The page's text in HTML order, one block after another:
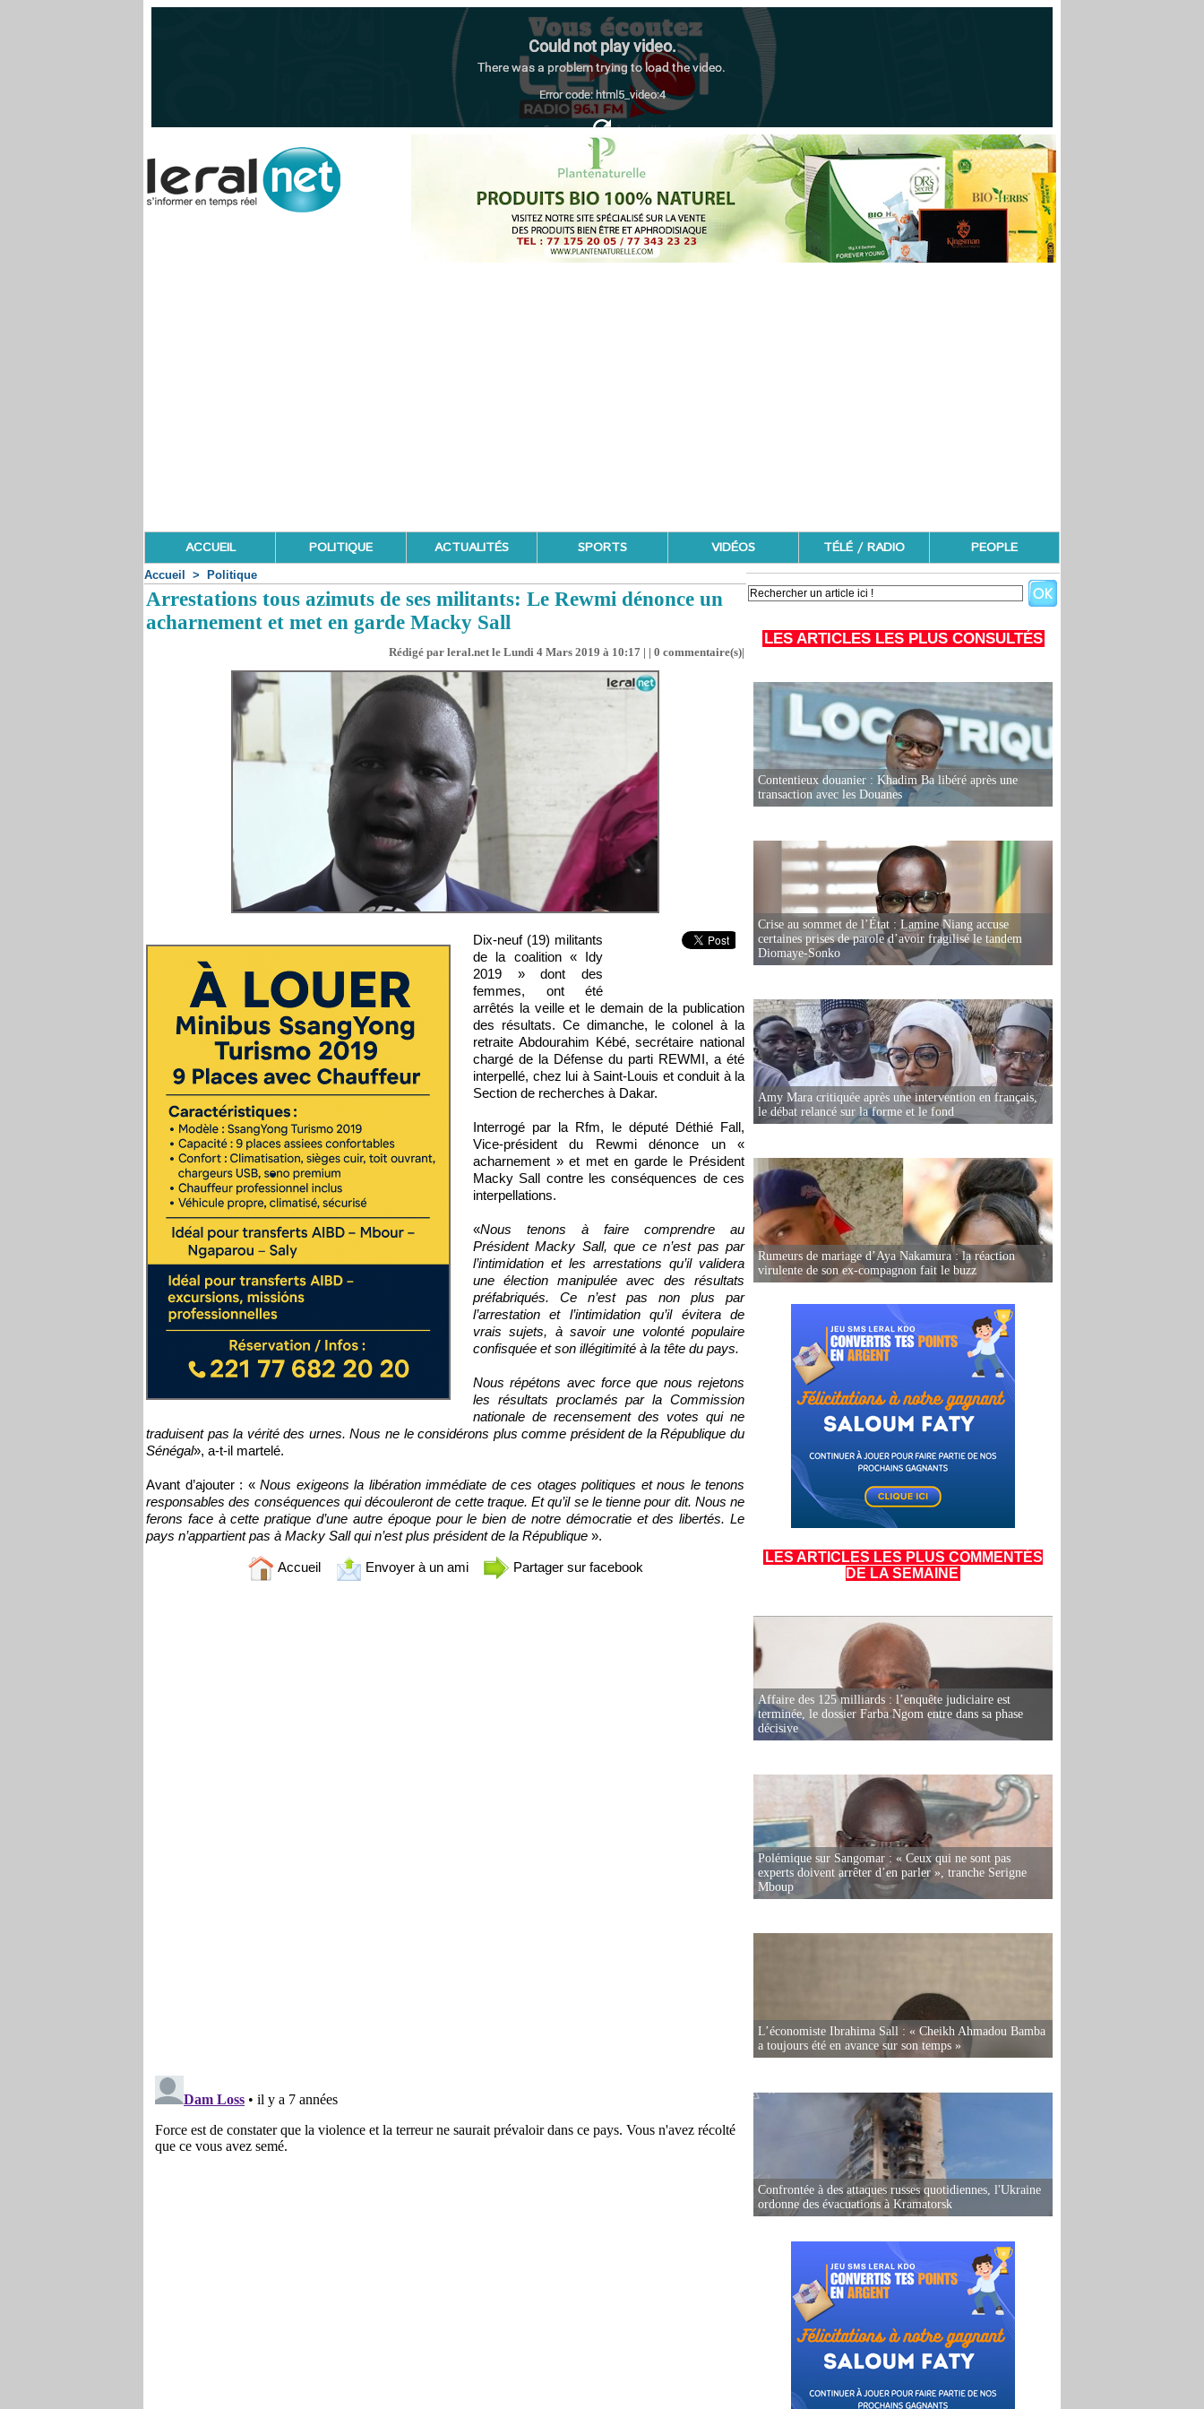
ACCUEIL POLITIQUE ACTUALITÉS SPORTS VIDÉOS TÉLÉ / RADIO PEOPLE
Accueil > Politique
Arrestations tous azimuts de ses militants: Le Rewmi dénonce un
acharnement et met en garde Macky Sall
Rédigé par leral.net le Lundi 4 Mars 2019 à 10:17 | | 0 commentaire(s)|
Dix-neuf (19) militants
de la coalition « Idy
2019 » dont des
femmes, ont été
arrêtés la veille et le demain de la publication
des résultats. Ce dimanche, le colonel à la
retraite Abdourahim Kébé, secrétaire national
chargé de la Défense du parti REWMI, a été
interpellé, chez lui à Saint-Louis et conduit à la
Section de recherches à Dakar.
Interrogé par la Rfm, le député Déthié Fall,
Vice-président du Rewmi dénonce un «
acharnement » et met en garde le Président
Macky Sall contre les conséquences de ces
interpellations.
«Nous tenons à faire comprendre au
Président Macky Sall, que ce n’est pas par
l’intimidation et les arrestations qu’il validera
une élection manipulée avec des résultats
préfabriqués. Ce n’est pas non plus par
l’arrestation et l’intimidation qu’il évitera de
vrais sujets, à savoir une volonté populaire
confisquée et son illégitimité à la tête du pays.
Nous répétons avec force que nous rejetons
les résultats proclamés par la Commission
nationale de recensement des votes qui ne
traduisent pas la vérité des urnes. Nous ne le considérons plus comme président de la République du
Sénégal», a-t-il martelé.
Avant d’ajouter : « Nous exigeons la libération immédiate de ces otages politiques et nous le tenons
responsables des conséquences qui découleront de cette traque. Et qu’il se le tienne pour dit. Nous ne
ferons face à cette pratique d’une autre époque pour le bien de notre démocratie et des libertés. Le
pays n’appartient pas à Macky Sall qui n’est plus président de la République ».
Accueil Envoyer à un ami Partager sur facebook
LES ARTICLES LES PLUS CONSULTÉS
Contentieux douanier : Khadim Ba libéré après une
transaction avec les Douanes
Crise au sommet de l’État : Lamine Niang accuse
certaines prises de parole d’avoir fragilisé le tandem
Diomaye-Sonko
Amy Mara critiquée après une intervention en français,
le débat relancé sur la forme et le fond
Rumeurs de mariage d’Aya Nakamura : la réaction
virulente de son ex-compagnon fait le buzz
LES ARTICLES LES PLUS COMMENTÉS
DE LA SEMAINE
Affaire des 125 milliards : l’enquête judiciaire est
terminée, le dossier Farba Ngom entre dans sa phase
décisive
Polémique sur Sangomar : « Ceux qui ne sont pas
experts doivent arrêter d’en parler », tranche Serigne
Mboup
L’économiste Ibrahima Sall : « Cheikh Ahmadou Bamba
a toujours été en avance sur son temps »
Confrontée à des attaques russes quotidiennes, l'Ukraine
ordonne des évacuations à Kramatorsk